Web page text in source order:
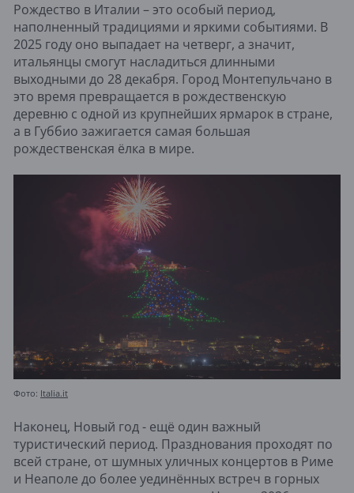
Рождество в Италии – это особый период,
наполненный традициями и яркими событиями. В
2025 году оно выпадает на четверг, а значит,
итальянцы смогут насладиться длинными
выходными до 28 декабря. Город Монтепульчано в
это время превращается в рождественскую
деревню с одной из крупнейших ярмарок в стране,
а в Губбио зажигается самая большая
рождественская ёлка в мире.
Фото: Italia.it
Наконец, Новый год - ещё один важный
туристический период. Празднования проходят по
всей стране, от шумных уличных концертов в Риме
и Неаполе до более уединённых встреч в горных